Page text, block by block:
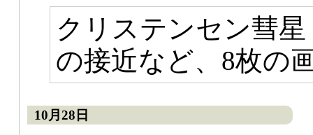
クリステンセン彗
の接近など、8枚の
10月28日